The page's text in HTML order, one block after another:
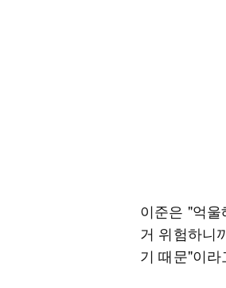
이준은 "억
거 위험하니
기 때문"이라